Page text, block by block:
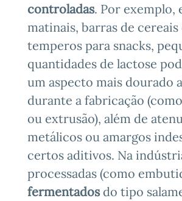
controladas. Por exemplo,
matinais, barras de cereais
temperos para snacks,
quantidades de lactose
um aspecto mais dourado
durante a fabricação
ou extrusão), além de
metálicos ou amargos
certos aditivos. Na
processadas (como
fermentadosdo tipo